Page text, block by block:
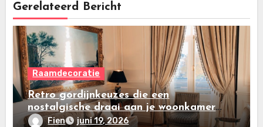
Gerelateerd Bericht
Raamdecoratie
Retro gordijnkeuzes die een
nostalgische draai aan je woonkamer
geven
Fien juni 19, 2026